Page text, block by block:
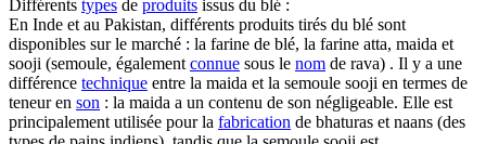
Différents types de produits issus du blé :
En Inde et au Pakistan, différents produits tirés du blé sont
disponibles sur le marché : la farine de blé, la farine atta, maida et
sooji (semoule, également connue sous le nom de rava) . Il y a une
différence technique entre la maida et la semoule sooji en termes de
teneur en son : la maida a un contenu de son négligeable. Elle est
principalement utilisée pour la fabrication de bhaturas et naans (des